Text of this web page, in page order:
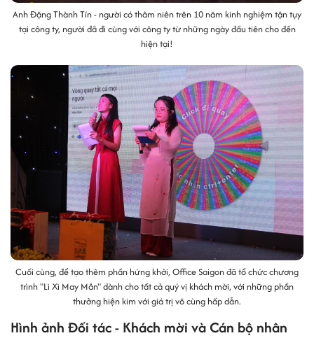
Anh Đặng Thành Tín - người có thâm niên trên 10 năm kinh nghiệm tận tụy
tại công ty, người đã đi cùng với công ty từ những ngày đầu tiên cho đến
hiện tại!
Cuối cùng, để tạo thêm phần hứng khởi, Office Saigon đã tổ chức chương
trình "Lì Xì May Mắn" dành cho tất cả quý vị khách mời, với những phần
thưởng hiện kim với giá trị vô cùng hấp dẫn.
Hình ảnh Đối tác - Khách mời và Cán bộ nhân